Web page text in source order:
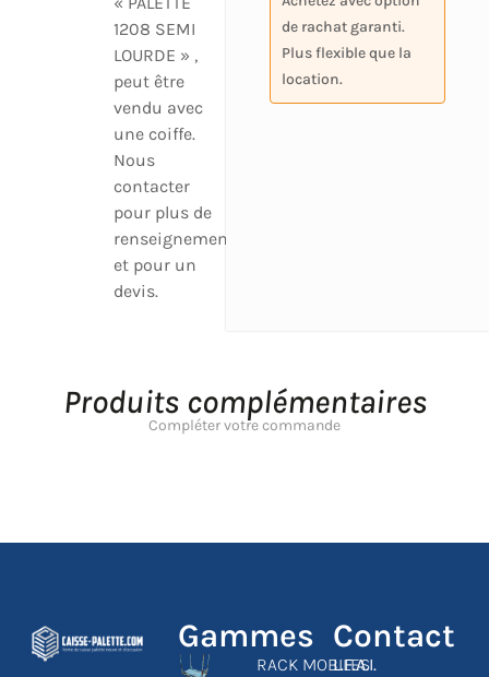
1208 SEMI
LOURDE » ,
peut être
vendu avec
une coiffe.
Nous
contacter
pour plus de
renseignement
et pour un
devis.
de rachat garanti.
Plus flexible que la
location.
Produits complémentaires
Compléter votre commande
Gammes
RACK MOBILES
Contact
L.F.A.I.